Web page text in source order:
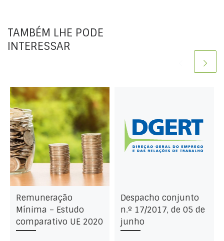
TAMBÉM LHE PODE
INTERESSAR
Remuneração
Mínima – Estudo
comparativo UE 2020
Despacho conjunto
n.º 17/2017, de 05 de
junho